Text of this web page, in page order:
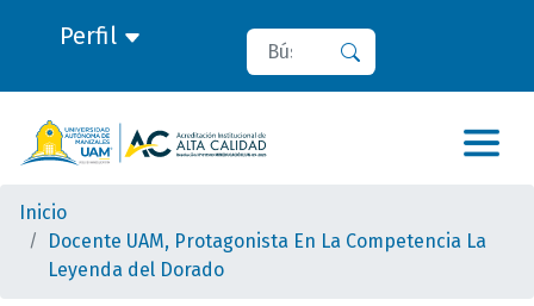
Perfil Buscar
Inicio
Docente UAM, Protagonista En La Competencia La
Leyenda del Dorado